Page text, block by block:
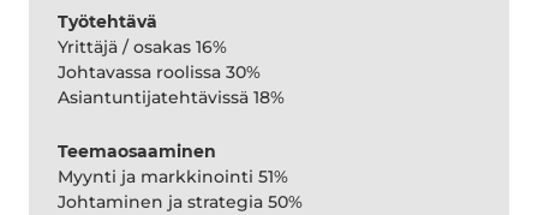
Työtehtävä
Yrittäjä / osakas 16%
Johtavassa roolissa 30%
Asiantuntijatehtävissä 18%
Teemaosaaminen
Myynti ja markkinointi 51%
Johtaminen ja strategia 50%